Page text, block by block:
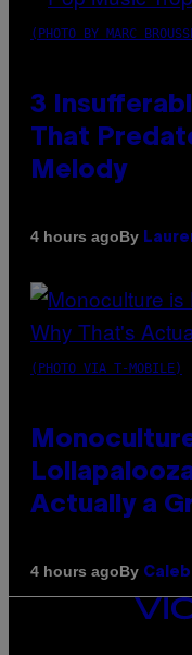
(PHOTO BY MARC
3
That
Melody
4 hours agoBy
(PHOTO VIA T-MOBILE)
Actually a
4 hours agoBy
VICE
MEDIA